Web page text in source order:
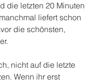
die letzten 20 Minuten
liefert schon
die schönsten,
nicht auf die letzte
Wenn ihr erst